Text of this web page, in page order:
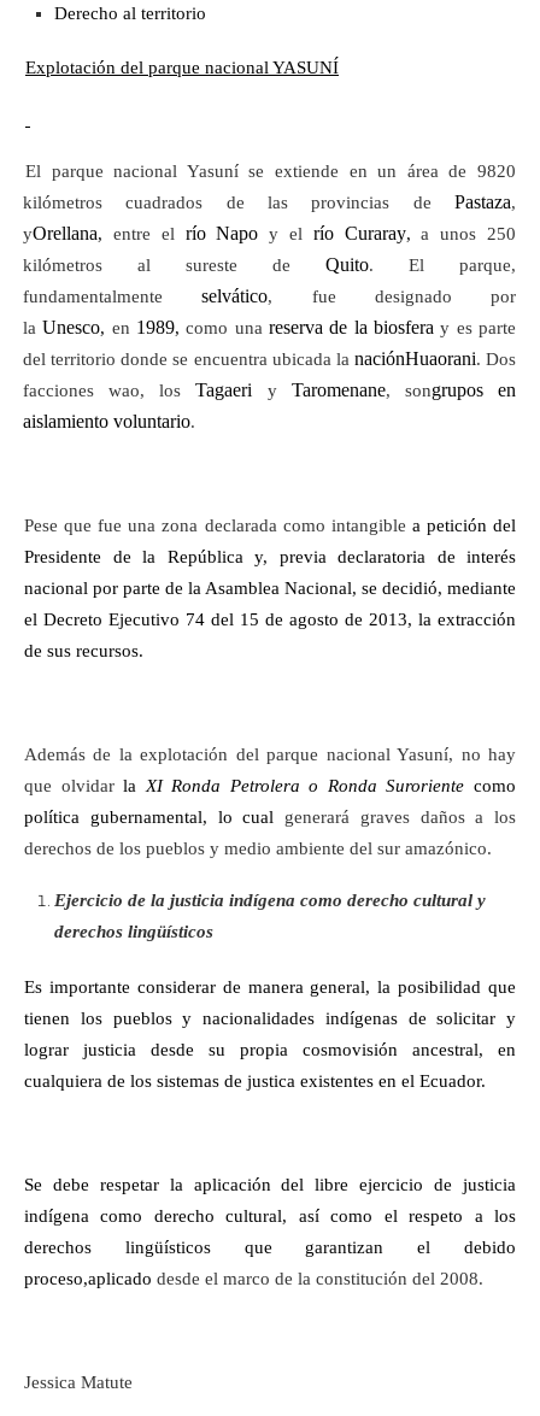
Derecho al territorio
Explotación del parque nacional YASUNÍ
El parque nacional Yasuní se extiende en un área de 9820
kilómetros cuadrados de las provincias de Pastaza,
yOrellana, entre el río Napo y el río Curaray, a unos 250
kilómetros al sureste deQuito. El parque,
fundamentalmenteselvático, fue designado por
laUnesco, en 1989, como unareserva de la biosfera y es parte
del territorio donde se encuentra ubicada la naciónHuaorani. Dos
facciones wao, losTagaeri y Taromenane, songrupos en
aislamiento voluntario.
Pese que fue una zona declarada como intangible a petición del
Presidente de la República y, previa declaratoria de interés
nacional por parte de la Asamblea Nacional, se decidió, mediante
el Decreto Ejecutivo 74 del 15 de agosto de 2013, la extracción
de sus recursos.
Además de la explotación del parque nacional Yasuní, no hay
que olvidarla XI Ronda Petrolera o Ronda Suroriente como
política gubernamental, lo cual generará graves daños a los
derechos de los pueblos y medio ambiente del sur amazónico.
Ejercicio de la justicia indígena como derecho cultural y
derechos lingüísticos
Es importante considerar de manera general, la posibilidad que
tienen los pueblos y nacionalidades indígenas de solicitar y
lograr justicia desde su propia cosmovisión ancestral, en
cualquiera de los sistemas de justica existentes en el Ecuador.
Se debe respetar la aplicación del libre ejercicio de justicia
indígena como derecho cultural, así como el respeto a los
derechos lingüísticos que garantizan el debido
proceso,aplicado desde el marco de la constitución del 2008.
Jessica Matute